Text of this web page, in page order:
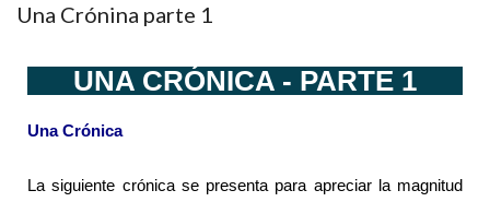
SCIENTOLOGY
DE
MADRID
Una Crónina parte 1
UNA CRÓNICA - PARTE 1
Una Crónica
La siguiente crónica se presenta para apreciar la magnitud